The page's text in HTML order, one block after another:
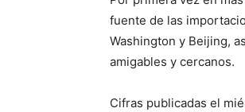
fuente de las
Washington y Beijing,
amigables y cercanos.
Cifras publicadas el